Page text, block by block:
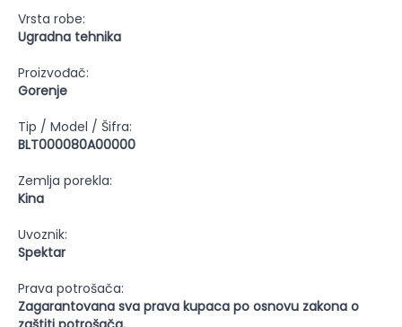
Vrsta robe:
Ugradna tehnika
Proizvođač:
Gorenje
Tip / Model / Šifra:
BLT000080A00000
Zemlja porekla:
Kina
Uvoznik:
Spektar
Prava potrošača:
Zagarantovana sva prava kupaca po osnovu zakona o